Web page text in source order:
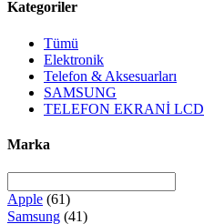
Kategoriler
Tümü
Elektronik
Telefon & Aksesuarları
SAMSUNG
TELEFON EKRANİ LCD
Marka
Apple (61)
Samsung (41)